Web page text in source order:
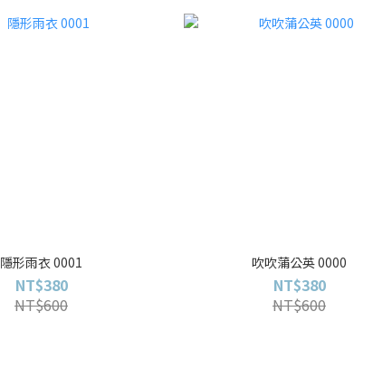
隱形雨衣 0001
NT$380
NT$600
吹吹蒲公英 0000
NT$380
NT$600